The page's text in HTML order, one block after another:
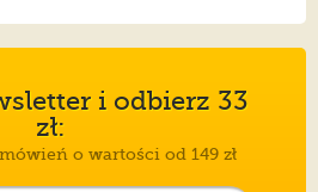
i odbierz 33
zł:
o wartości od 149 zł